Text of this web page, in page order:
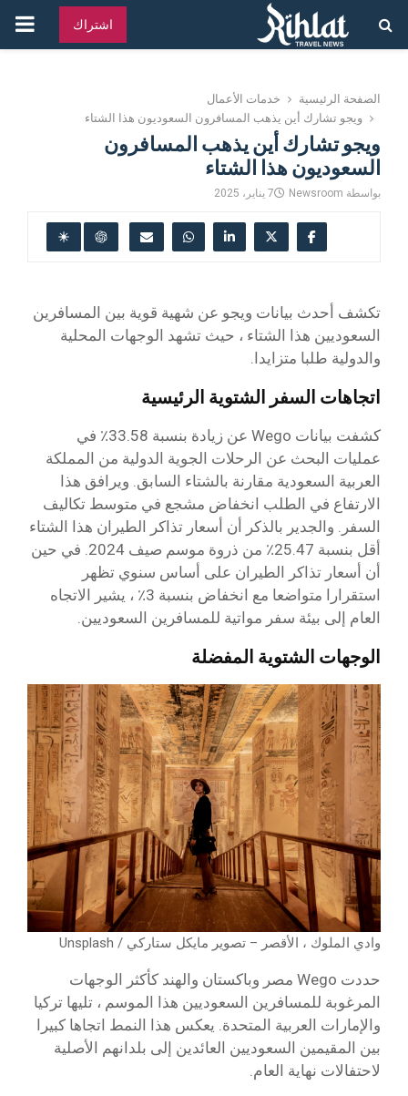
اشتراك
الصفحة الرئيسية
خدمات الأعمال
ويجو تشارك أين يذهب المسافرون السعوديون هذا الشتاء
ويجو تشارك أين يذهب المسافرون
السعوديون هذا الشتاء
بواسطة Newsroom 7 يناير، 2025
تكشف أحدث بيانات ويجو عن شهية قوية بين المسافرين
السعوديين هذا الشتاء ، حيث تشهد الوجهات المحلية
والدولية طلبا متزايدا.
اتجاهات السفر الشتوية الرئيسية
كشفت بيانات Wego عن زيادة بنسبة 33.58٪ في
عمليات البحث عن الرحلات الجوية الدولية من المملكة
العربية السعودية مقارنة بالشتاء السابق. ويرافق هذا
الارتفاع في الطلب انخفاض مشجع في متوسط تكاليف
السفر. والجدير بالذكر أن أسعار تذاكر الطيران هذا الشتاء
أقل بنسبة 25.47٪ من ذروة موسم صيف 2024. في حين
أن أسعار تذاكر الطيران على أساس سنوي تظهر
استقرارا متواضعا مع انخفاض بنسبة 3٪ ، يشير الاتجاه
العام إلى بيئة سفر مواتية للمسافرين السعوديين.
الوجهات الشتوية المفضلة
وادي الملوك ، الأقصر – تصوير مايكل ستاركي / Unsplash
حددت Wego مصر وباكستان والهند كأكثر الوجهات
المرغوبة للمسافرين السعوديين هذا الموسم ، تليها تركيا
والإمارات العربية المتحدة. يعكس هذا النمط اتجاها كبيرا
بين المقيمين السعوديين العائدين إلى بلدانهم الأصلية
لاحتفالات نهاية العام.